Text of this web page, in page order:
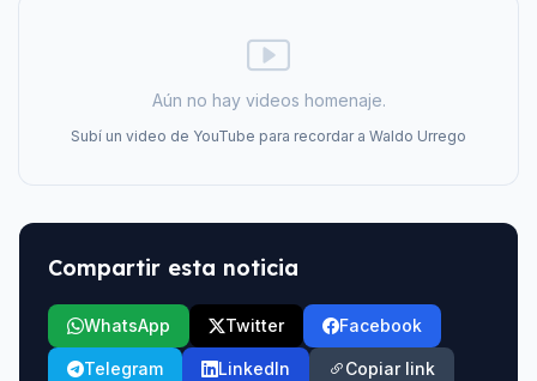
Aún no hay videos homenaje.
Subí un video de YouTube para recordar a Waldo Urrego
Compartir esta noticia
WhatsApp Twitter Facebook
Telegram LinkedIn Copiar link